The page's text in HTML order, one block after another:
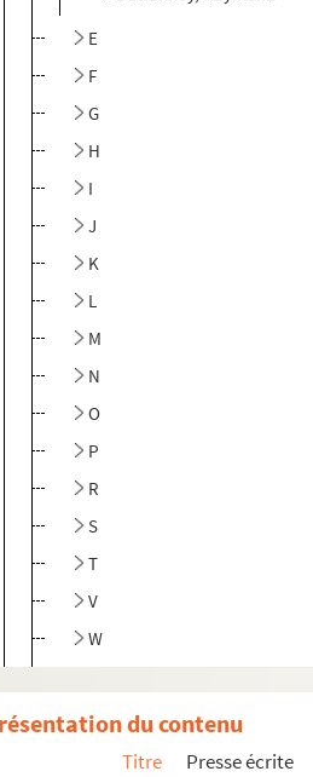
E
F
G
H
I
J
K
L
M
N
O
P
R
S
T
V
W
Z
Divers
du contenu
Titre Presse écrite